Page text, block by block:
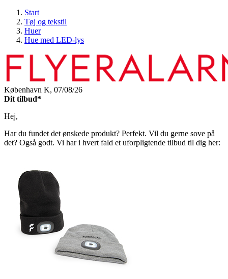
Start
Tøj og tekstil
Huer
Hue med LED-lys
København K, 07/08/26
Dit tilbud*
Hej,
Har du fundet det ønskede produkt? Perfekt. Vil du gerne sove på
det? Også godt. Vi har i hvert fald et uforpligtende tilbud til dig her: